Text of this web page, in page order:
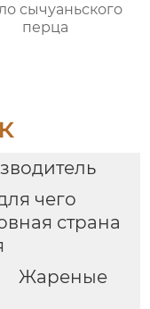
сычуаньского
перца
чего
страна
Жареные